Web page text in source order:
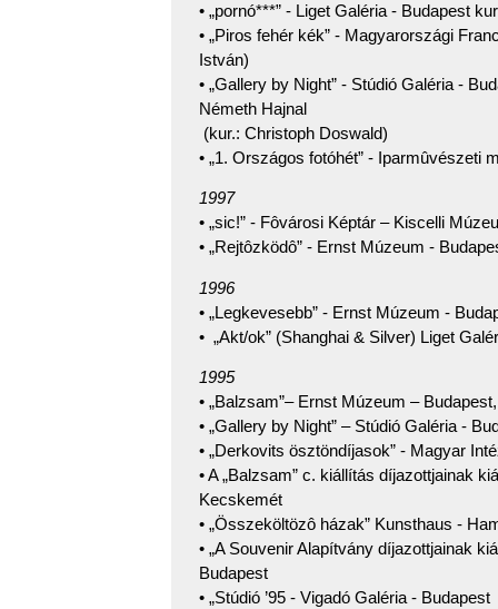
• „pornó***” - Liget Galéria - Budapest
• „Piros fehér kék” - Magyarországi
István)
• „Gallery by Night” - Stúdió Galéria -
Németh Hajnal
(kur.: Christoph Doswald)
• „1. Országos fotóhét” - Iparmûvészeti
1997
• „sic!” - Fôvárosi Képtár – Kiscelli
• „Rejtôzködô” - Ernst Múzeum -
1996
• „Legkevesebb” - Ernst Múzeum -
• „Akt/ok” (Shanghai & Silver) Liget
1995
• „Balzsam”– Ernst Múzeum –
• „Gallery by Night” – Stúdió Galéria -
• „Derkovits ösztöndíjasok” - Magyar
• A „Balzsam” c. kiállítás díjazottjainak
Kecskemét
• „Összeköltözô házak” Kunsthaus -
• „A Souvenir Alapítvány díjazottjainak
Budapest
• „Stúdió ’95 - Vigadó Galéria -